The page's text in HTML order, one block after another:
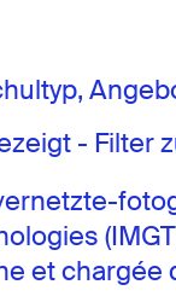
- Filter
et